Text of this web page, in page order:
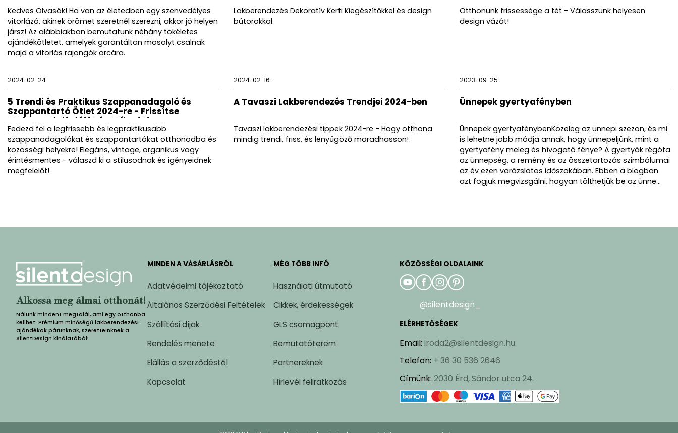
Kedves Olvasók! Ha van az életedben egy szenvedélyes
vitorlázó, akinek örömet szeretnél szerezni, akkor jó helyen
jársz! Az alábbiakban bemutatunk néhány tökéletes
ajándékötletet, amelyek garantáltan mosolyt csalnak
majd a vitorlás rajongók arcára.
Lakberendezés Dekoratív Kerti Kiegészítőkkel és design
bútorokkal.
Otthonunk frissessége a tét - Válasszunk helyesen
design vázát!
2024. 02. 24.
5 Trendi és Praktikus Szappanadagoló és
Szappantartó Ötlet 2024-re - Frissítse
Otthona Higiéniáját és Stílusát!
Fedezd fel a legfrissebb és legpraktikusabb
szappanadagolókat és szappantartókat otthonodba és
közösségi helyekre! Elegáns, vintage, organikus vagy
érintésmentes - válaszd ki a stílusodnak és igényeidnek
megfelelőt!
2024. 02. 16.
A Tavaszi Lakberendezés Trendjei 2024-ben
Tavaszi lakberendezési tippek 2024-re - Hogy otthona
mindig trendi, friss, és lenyűgöző maradhasson!
2023. 09. 25.
Ünnepek gyertyafényben
Ünnepek gyertyafénybenKözeleg az ünnepi szezon, és mi
is lehetne jobb módja annak, hogy ünnepeljünk, mint a
gyertyafény meleg és hívogató fénye? A gyertyák régóta
az ünnepség, a remény és az összetartozás szimbólumai
az év ezen varázslatos időszakában. Ebben a blogban
azt fogjuk megvizsgálni, hogyan tölthetjük be az ünne...
Alkossa meg álmai otthonát!
Nálunk mindent megtalál, ami egy otthonba
kellhet. Prémium minőségű lakberendezési
ajándékok párunknak, szeretteinknek a
SilentDesign kínálatából!
MINDEN A VÁSÁRLÁSRÓL
Adatvédelmi tájékoztató
Általános Szerződési Feltételek
Szállítási díjak
Rendelés menete
Elállás a szerződéstől
Kapcsolat
MÉG TÖBB INFÓ
Használati útmutató
Cikkek, érdekességek
GLS csomagpont
Bemutatóterem
Partnereknek
Hírlevél feliratkozás
KÖZÖSSÉGI OLDALAINK
@silentdesign_
ELÉRHETŐSÉGEK
Email: iroda2@silentdesign.hu
Telefon: + 36 30 536 2646
Címünk: 2030 Érd, Sándor utca 24.